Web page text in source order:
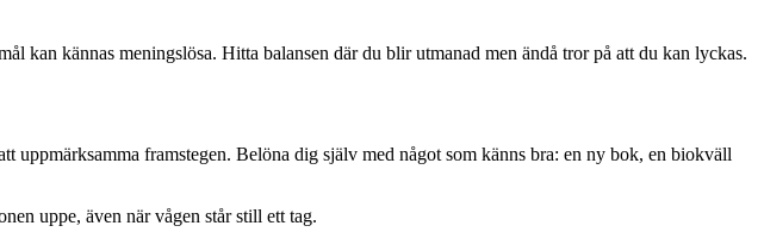
kan kännas meningslösa. Hitta balansen där du blir utmanad men ändå tror på att du kan lyckas.
uppmärksamma framstegen. Belöna dig själv med något som känns bra: en ny bok, en biokväll
uppe, även när vågen står still ett tag.